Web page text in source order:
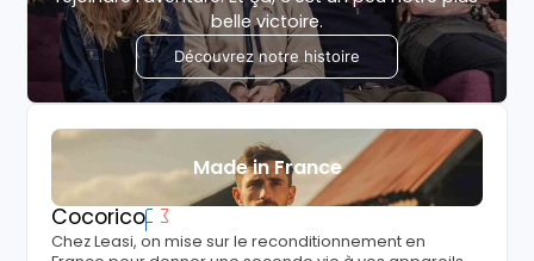
belle victoire.
Découvrez notre histoire
Made in France
Cocorico
Chez Leasi, on mise sur le reconditionnement en